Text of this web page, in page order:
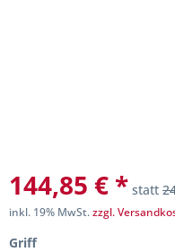
144,85 € * statt
inkl. 19% MwSt.zzgl.
Griff